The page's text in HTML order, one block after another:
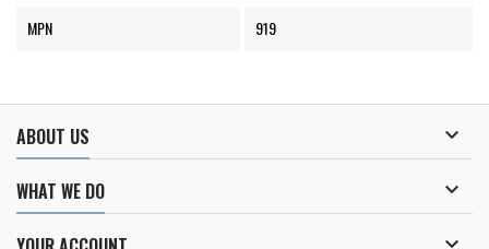
MPN 919
ABOUT US 
WHAT WE DO 